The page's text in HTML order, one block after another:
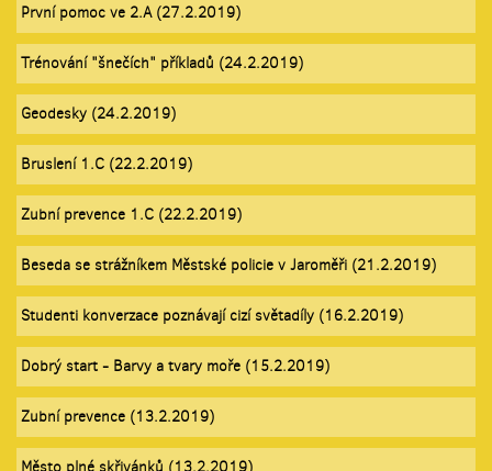
První pomoc ve 2.A (27.2.2019)
Trénování "šnečích" příkladů (24.2.2019)
Geodesky (24.2.2019)
Bruslení 1.C (22.2.2019)
Zubní prevence 1.C (22.2.2019)
Beseda se strážníkem Městské policie v Jaroměři (21.2.2019)
Studenti konverzace poznávají cizí světadíly (16.2.2019)
Dobrý start - Barvy a tvary moře (15.2.2019)
Zubní prevence (13.2.2019)
Město plné skřivánků (13.2.2019)